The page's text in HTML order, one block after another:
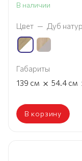
В наличии
Цвет — Дуб
Габариты
139 см × 54.4 см
В корзину